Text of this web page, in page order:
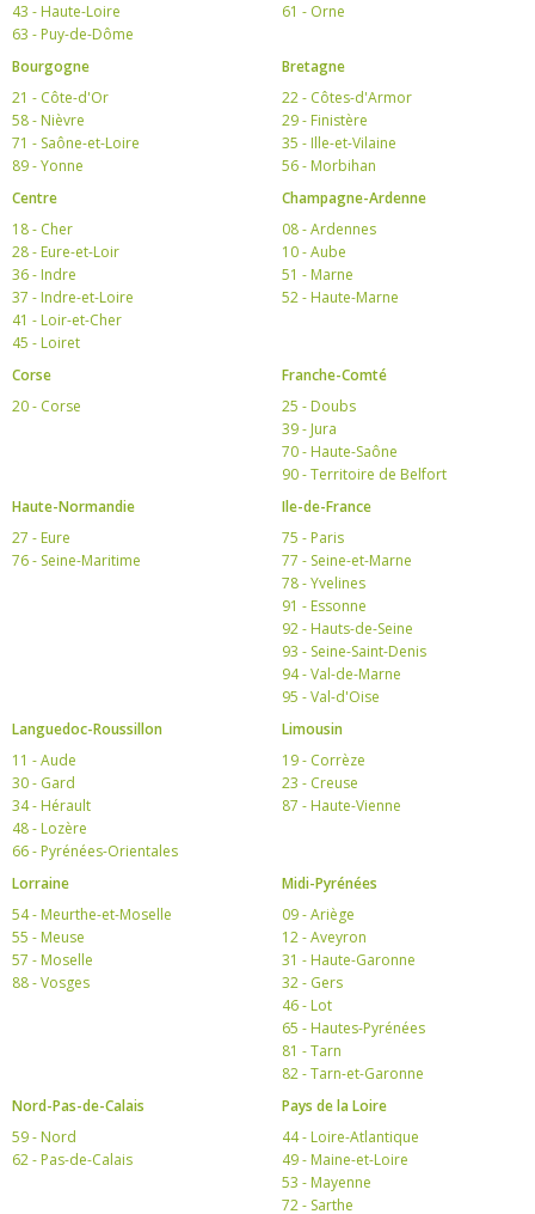
43 - Haute-Loire
63 - Puy-de-Dôme
61 - Orne
Bourgogne
21 - Côte-d'Or
58 - Nièvre
71 - Saône-et-Loire
89 - Yonne
Bretagne
22 - Côtes-d'Armor
29 - Finistère
35 - Ille-et-Vilaine
56 - Morbihan
Centre
18 - Cher
28 - Eure-et-Loir
36 - Indre
37 - Indre-et-Loire
41 - Loir-et-Cher
45 - Loiret
Champagne-Ardenne
08 - Ardennes
10 - Aube
51 - Marne
52 - Haute-Marne
Corse
20 - Corse
Franche-Comté
25 - Doubs
39 - Jura
70 - Haute-Saône
90 - Territoire de Belfort
Haute-Normandie
27 - Eure
76 - Seine-Maritime
Ile-de-France
75 - Paris
77 - Seine-et-Marne
78 - Yvelines
91 - Essonne
92 - Hauts-de-Seine
93 - Seine-Saint-Denis
94 - Val-de-Marne
95 - Val-d'Oise
Languedoc-Roussillon
11 - Aude
30 - Gard
34 - Hérault
48 - Lozère
66 - Pyrénées-Orientales
Limousin
19 - Corrèze
23 - Creuse
87 - Haute-Vienne
Lorraine
54 - Meurthe-et-Moselle
55 - Meuse
57 - Moselle
88 - Vosges
Midi-Pyrénées
09 - Ariège
12 - Aveyron
31 - Haute-Garonne
32 - Gers
46 - Lot
65 - Hautes-Pyrénées
81 - Tarn
82 - Tarn-et-Garonne
Nord-Pas-de-Calais
59 - Nord
62 - Pas-de-Calais
Pays de la Loire
44 - Loire-Atlantique
49 - Maine-et-Loire
53 - Mayenne
72 - Sarthe